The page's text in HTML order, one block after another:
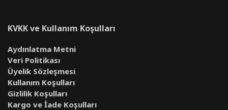
KVKK ve Kullanım Koşulları
Aydınlatma Metni
Veri Politikası
Üyelik Sözleşmesi
Kullanım Koşulları
Gizlilik Koşulları
Kargo ve İade Koşulları